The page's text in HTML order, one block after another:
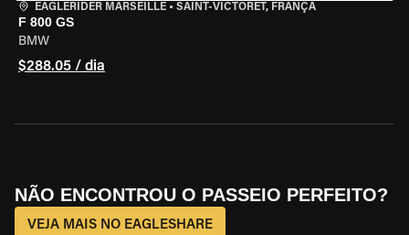
EAGLERIDER MARSEILLE • SAINT-VICTORET, FRANÇA
F 800 GS
BMW
$288.05 / dia
NÃO ENCONTROU O PASSEIO PERFEITO?
VEJA MAIS NO EAGLESHARE